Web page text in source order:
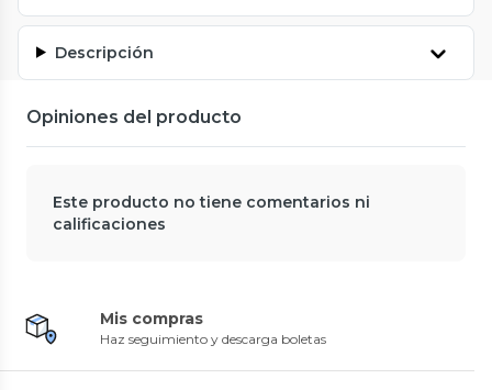
Descripción
Opiniones del producto
Este producto no tiene comentarios ni
calificaciones
Mis compras
Haz seguimiento y descarga boletas